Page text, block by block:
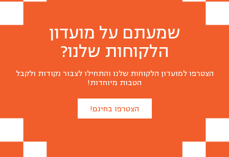
שמעתם על מועדון
הלקוחות שלנו?
הצטרפו למועדון הלקוחות שלנו והתחילו לצבור נקודות ולקבל
הטבות מיוחדות!
הצטרפו בחינם!